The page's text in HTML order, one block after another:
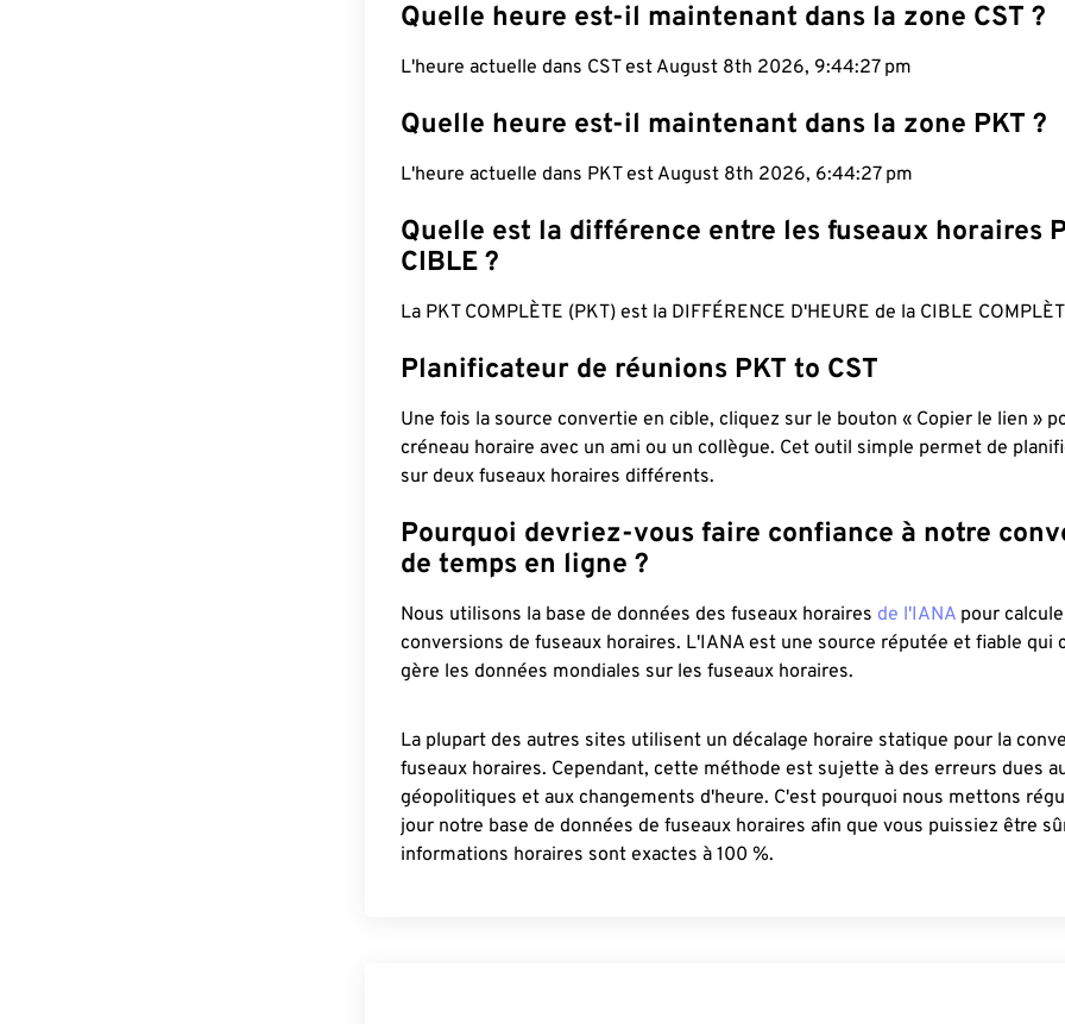
Quelle heure est-il maintenant dans la zone CST ?
L'heure actuelle dans CST est August 8th 2026, 9:44:28 pm
Quelle heure est-il maintenant dans la zone PKT ?
L'heure actuelle dans PKT est August 8th 2026, 6:44:28 pm
Quelle est la différence entre les fuseaux horaires
CIBLE ?
La PKT COMPLÈTE (PKT) est la DIFFÉRENCE D'HEURE de la CIBLE
Planificateur de réunions PKT to CST
Une fois la source convertie en cible, cliquez sur le bouton « Copier le lien »
créneau horaire avec un ami ou un collègue. Cet outil simple permet de
sur deux fuseaux horaires différents.
Pourquoi devriez-vous faire confiance à notre
de temps en ligne ?
Nous utilisons la base de données des fuseaux horaires de l'IANA pour
conversions de fuseaux horaires. L'IANA est une source réputée et fiable qui
gère les données mondiales sur les fuseaux horaires.
La plupart des autres sites utilisent un décalage horaire statique pour la
fuseaux horaires. Cependant, cette méthode est sujette à des erreurs dues
géopolitiques et aux changements d'heure. C'est pourquoi nous mettons
jour notre base de données de fuseaux horaires afin que vous puissiez être
informations horaires sont exactes à 100 %.